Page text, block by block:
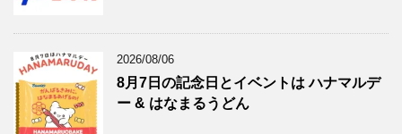
2026/08/06
8月7日の記念日とイベントは ハナマルデ
ー & はなまるうどん